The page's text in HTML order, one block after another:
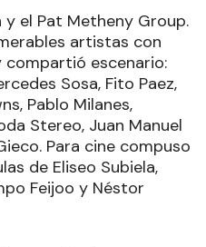
el Pat Metheny Group.
artistas con
compartió escenario:
Sosa, Fito Paez,
Pablo Milanes,
Stereo, Juan Manuel
Para cine compuso
de Eliseo Subiela,
Feijoo y Néstor